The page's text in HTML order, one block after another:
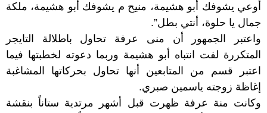
أوعي يشوفك أبو هشيمة، منيح م يشوفك أبو هشيمة، ملكة
جمال يا حلوة، أنتي بطل”.
واعتبر الجمهور أن منى عرفة تحاول باطلالة التايجر
المتكررة لفت انتباه أبو هشيمة وربما دعوته لخطبتها فيما
اعتبر قسم من المتابعين أنها تحاول بحركاتها المشاغبة
إغاظة زوجته ياسمين صبري.
وكانت منة عرفة ظهرت قبل أشهر مرتدية ستاناً بنقشة